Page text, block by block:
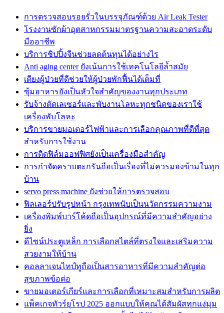
การตรวจสอบรอยรั่วในบรรจุภัณฑ์ด้วย Air Leak Tester
โรงงานซักผ้าอุตสาหกรรมมาตรฐานความสะอาดระดับ
มืออาชีพ
บริการชิปปิ้งจีนช่วยลดต้นทุนได้อย่างไร
Anti aging center ยังเน้นการใช้เทคโนโลยีล้ำสมัย
เตียงผู้ป่วยที่ดีช่วยให้ผู้ป่วยพักฟื้นได้เต็มที่
ซุ้มอาหารยังเป็นหัวใจสำคัญของงานทุกประเภท
รับจ้างตัดเลเซอร์และพับงานโลหะทุกชนิดของเราใช้
เครื่องพับโลหะ
บริการขายมอเตอร์ไฟฟ้าและการเลือกคุณภาพที่ดีที่สุด
สำหรับการใช้งาน
การติดฟิล์มออฟฟิศยังเป็นเครื่องมือสำคัญ
การกำจัดคราบตะกรันถือเป็นเรื่องที่ไม่ควรมองข้ามในทุก
บ้าน
servo press machine ยังช่วยให้การตรวจสอบ
ฟิลเลอร์ปรับรูปหน้า กรุงเทพนับเป็นนวัตกรรมความงาม
เครื่องพิมพ์บาร์โค้ดถือเป็นอุปกรณ์ที่มีความสำคัญอย่าง
ยิ่ง
ดีไซน์ประตูเหล็ก การเลือกสไตล์ที่ตรงใจและเสริมความ
สวยงามให้บ้าน
คอลลาเจนไทป์ทูถือเป็นสารอาหารที่มีความสำคัญต่อ
สุขภาพข้อต่อ
ขายมอเตอร์เกียร์และการเลือกที่เหมาะสมสำหรับการผลิต
แพ็คเกจทัวร์ยุโรป 2025 ออกแบบให้คุณได้สัมผัสทุกแง่มุม